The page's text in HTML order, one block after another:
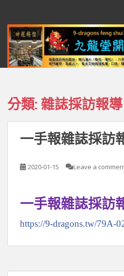
分類: 雜誌採訪報導
一手報雜誌採訪
2020-01-15 Leave a
一手報雜誌採訪
https://9-dragons.tw/79A-